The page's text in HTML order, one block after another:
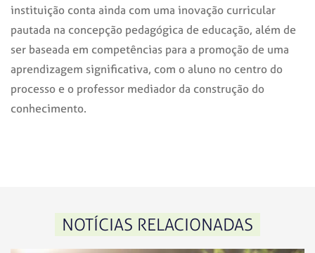
instituição conta ainda com uma inovação curricular
pautada na concepção pedagógica de educação, além de
ser baseada em competências para a promoção de uma
aprendizagem significativa, com o aluno no centro do
processo e o professor mediador da construção do
conhecimento.
NOTÍCIAS RELACIONADAS